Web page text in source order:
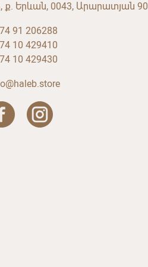
ք. Երևան, 0043, Արարատյան 90
91 206288
10 429410
10 429430